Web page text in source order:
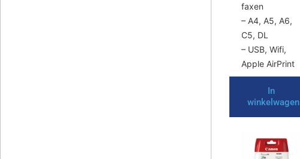
faxen
– A4, A5, A6,
C5, DL
– USB, Wifi,
Apple AirPrint
In
winkelwagen